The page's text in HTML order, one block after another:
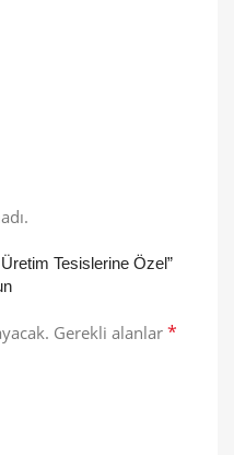
Tesislerine Özel”
Gerekli alanlar *